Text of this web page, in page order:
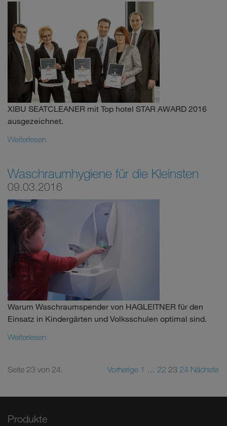
XIBU SEATCLEANER mit Top hotel STAR AWARD 2016
ausgezeichnet.
Weiterlesen
Waschraumhygiene für die Kleinsten
09.03.2016
Warum Waschraumspender von HAGLEITNER für den
Einsatz in Kindergärten und Volksschulen optimal sind.
Weiterlesen
Seite 23 von 24. Vorherige 1 … 22 23 24 Nächste
Produkte